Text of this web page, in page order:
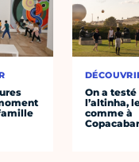
On a testé
l’altinha,
comme à